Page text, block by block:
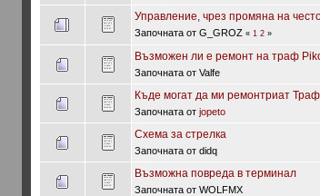
Управление, чрез промяна на
Започната от G_GROZ « 1 2»
Възможен ли е ремонт на траф
Започната от Valfe
Къде могат да ми ремонтриат
Започната от jopeto
Схема за стрелка
Започната от didq
Възможна повреда в терминал
Започната от WOLFMX